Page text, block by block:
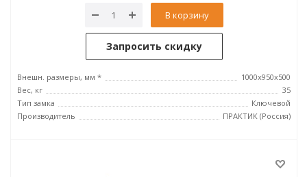
В корзину
Запросить скидку
Внешн. размеры, мм *
1000x950x500
Вес, кг
35
Тип замка
Ключевой
Производитель
ПРАКТИК (Россия)